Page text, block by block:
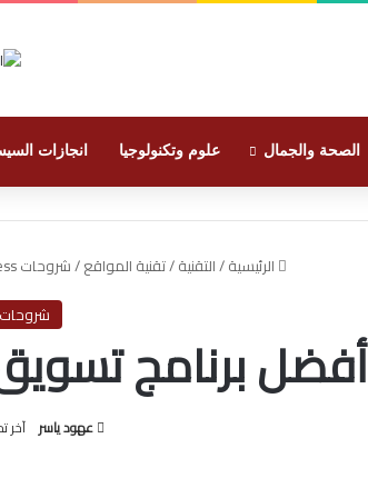
الصحة والجمال علوم وتكنولوجيا انجازات
الرئيسية/التقنية/تقنية المواقع/شروحات WordPress
شروحات WordPress
أفضل برنامج تسويق
عهود ياسر آخر